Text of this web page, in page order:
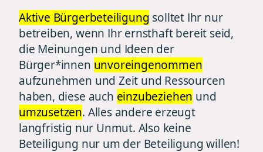
Aktive Bürgerbeteiligung solltet Ihr nur
betreiben, wenn Ihr ernsthaft bereit seid,
die Meinungen und Ideen der
Bürger*innen unvoreingenommen
aufzunehmen und Zeit und Ressourcen
haben, diese auch einzubeziehen und
umzusetzen. Alles andere erzeugt
langfristig nur Unmut. Also keine
Beteiligung nur um der Beteiligung willen!